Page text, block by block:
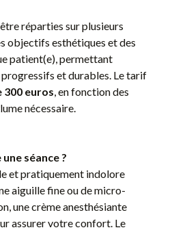
réparties sur plusieurs
objectifs esthétiques et des
patient(e), permettant
et durables. Le tarif
300 euros, en fonction des
nécessaire.
séance ?
et pratiquement indolore
aiguille fine ou de micro-
une crème anesthésiante
assurer votre confort. Le